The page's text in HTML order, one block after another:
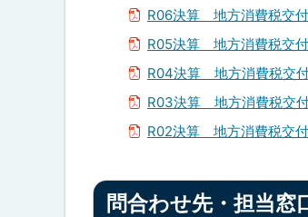
R06決算 地方消費税交
R05決算 地方消費税交
R04決算 地方消費税交
R03決算 地方消費税交
R02決算 地方消費税交
ト
ッ
問合わせ先・担当窓